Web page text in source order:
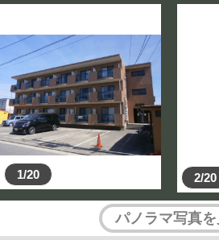
1/20 2/20
パノラマ写真